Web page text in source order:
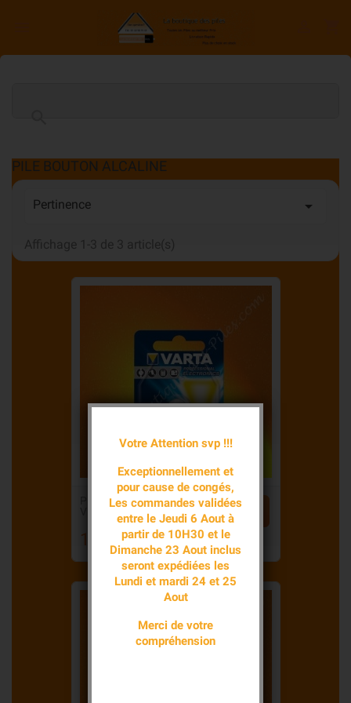
PILE BOUTON ALCALINE
Pertinence 
Affichage 1-3 de 3 article(s)
PILE ALCALINE
V13GA 1,5 V...

Prix
1,95 €
Votre Attention svp !!!
Exceptionnellement et
pour cause de congés,
Les commandes validées
entre le Jeudi 6 Aout à
partir de 10H30 et le
Dimanche 23 Aout inclus
seront expédiées les
Lundi et mardi 24 et 25
Aout
Merci de votre
compréhension